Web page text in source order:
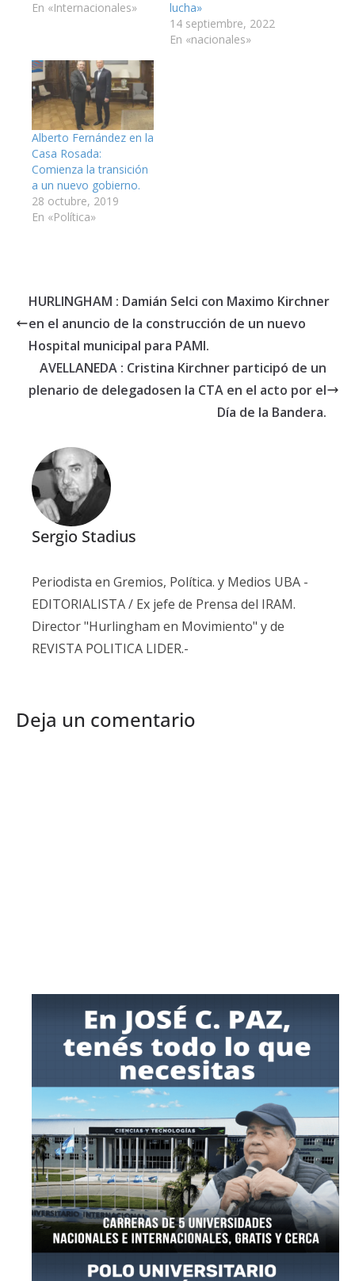
En «Internacionales»
lucha»
14 septiembre, 2022
En «nacionales»
Alberto Fernández en la
Casa Rosada:
Comienza la transición
a un nuevo gobierno.
28 octubre, 2019
En «Política»
HURLINGHAM : Damián Selci con Maximo Kirchner
en el anuncio de la construcción de un nuevo
Hospital municipal para PAMI.
AVELLANEDA : Cristina Kirchner participó de un
plenario de delegadosen la CTA en el acto por el
Día de la Bandera.
Sergio Stadius
Periodista en Gremios, Política. y Medios UBA -
EDITORIALISTA / Ex jefe de Prensa del IRAM.
Director "Hurlingham en Movimiento" y de
REVISTA POLITICA LIDER.-
Deja un comentario